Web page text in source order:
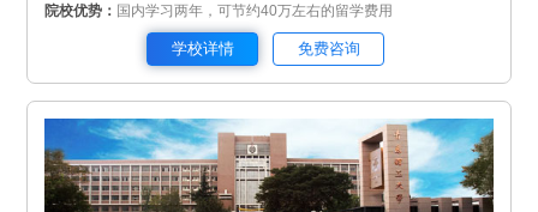
院校优势： 国内学习两年，可节约40万左右的留学费用
学校详情 免费咨询